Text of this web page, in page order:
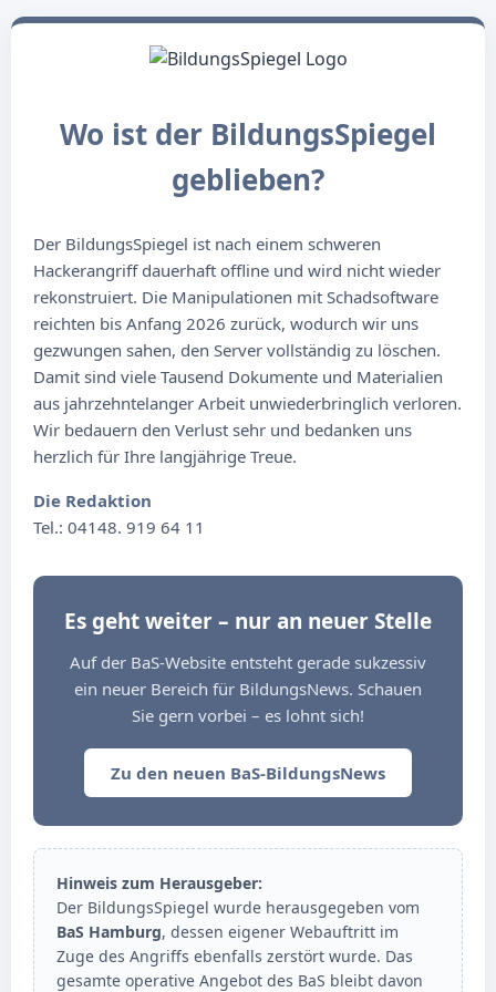
Wo ist der BildungsSpiegel
geblieben?
Der BildungsSpiegel ist nach einem schweren
Hackerangriff dauerhaft offline und wird nicht wieder
rekonstruiert. Die Manipulationen mit Schadsoftware
reichten bis Anfang 2026 zurück, wodurch wir uns
gezwungen sahen, den Server vollständig zu löschen.
Damit sind viele Tausend Dokumente und Materialien
aus jahrzehntelanger Arbeit unwiederbringlich verloren.
Wir bedauern den Verlust sehr und bedanken uns
herzlich für Ihre langjährige Treue.
Die Redaktion
Tel.: 04148. 919 64 11
Es geht weiter – nur an neuer Stelle
Auf der BaS-Website entsteht gerade sukzessiv
ein neuer Bereich für BildungsNews. Schauen
Sie gern vorbei – es lohnt sich!
Zu den neuen BaS-BildungsNews
Hinweis zum Herausgeber:
Der BildungsSpiegel wurde herausgegeben vom
BaS Hamburg, dessen eigener Webauftritt im
Zuge des Angriffs ebenfalls zerstört wurde. Das
gesamte operative Angebot des BaS bleibt davon